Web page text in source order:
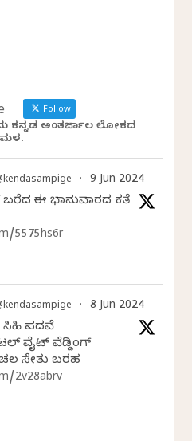
Follow
ಕನ್ನಡ ಅಂತರ್ಜಾಲ ಲೋಕದ
· 9 Jun 2024
ಈ ಭಾನುವಾರದ ಕತೆ
5575hs6r
· 8 Jun 2024
ಪದವೆ
ವೈಟ್ ವೆಡ್ಡಿಂಗ್
ಸೇತು ಬರಹ
2v28abrv